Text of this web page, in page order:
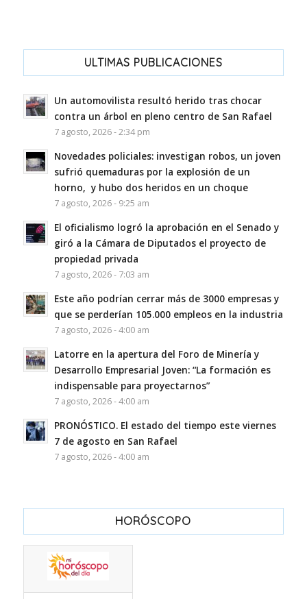
ULTIMAS PUBLICACIONES
Un automovilista resultó herido tras chocar
contra un árbol en pleno centro de San Rafael
7 agosto, 2026 - 2:34 pm
Novedades policiales: investigan robos, un joven
sufrió quemaduras por la explosión de un
horno, y hubo dos heridos en un choque
7 agosto, 2026 - 9:25 am
El oficialismo logró la aprobación en el Senado y
giró a la Cámara de Diputados el proyecto de
propiedad privada
7 agosto, 2026 - 7:03 am
Este año podrían cerrar más de 3000 empresas y
que se perderían 105.000 empleos en la industria
7 agosto, 2026 - 4:00 am
Latorre en la apertura del Foro de Minería y
Desarrollo Empresarial Joven: “La formación es
indispensable para proyectarnos”
7 agosto, 2026 - 4:00 am
PRONÓSTICO. El estado del tiempo este viernes
7 de agosto en San Rafael
7 agosto, 2026 - 4:00 am
HORÓSCOPO